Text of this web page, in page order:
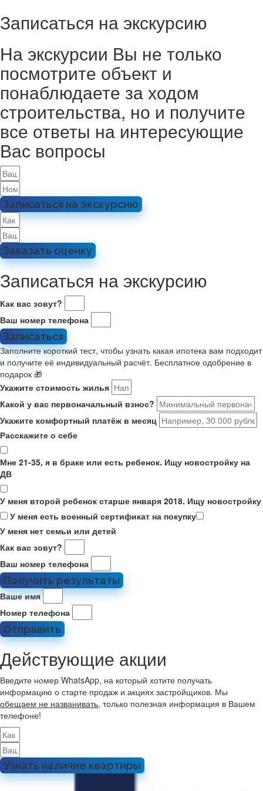
Записаться на экскурсию
На экскурсии Вы не только
посмотрите объект и
понаблюдаете за ходом
строительства, но и получите
все ответы на интересующие
Вас вопросы
Записаться на экскурсию
Заказать оценку
Записаться на экскурсию
Как вас зовут?
Ваш номер телефона
Записаться
Заполните короткий тест, чтобы узнать какая ипотека вам подходит
и получите её индивидуальный расчёт. Бесплатное одобрение в
подарок 🎁
Укажите стоимость жилья
Какой у вас первоначальный взнос?
Укажите комфортный платёж в месяц
Расскажите о себе
Мне 21-35, я в браке или есть ребенок. Ищу новостройку на
ДВ
У меня второй ребенок старше января 2018. Ищу новостройку
У меня есть военный сертификат на покупку
У меня нет семьи или детей
Как вас зовут?
Ваш номер телефона
Получить результаты
Ваше имя
Номер телефона
Отправить
Действующие акции
Введите номер WhatsApp, на который хотите получать
информацию о старте продаж и акциях застройщиков. Мы
обещаем не названивать, только полезная информация в Вашем
телефоне!
Узнать наличие квартиры